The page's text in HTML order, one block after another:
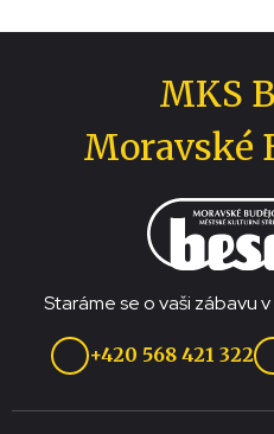
MKS
Moravské
Staráme se o vaši zábavu
+420 568 421 322